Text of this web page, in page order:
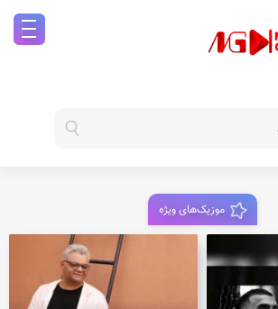
موزیک‌های ویژه